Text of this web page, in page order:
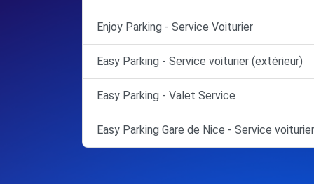
Enjoy Parking - Service Voiturier
Easy Parking - Service voiturier (extérieur)
Easy Parking - Valet Service
Easy Parking Gare de Nice - Service